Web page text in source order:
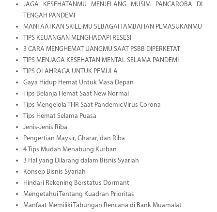
JAGA KESEHATANMU MENJELANG MUSIM PANCAROBA DI
TENGAH PANDEMI
MANFAATKAN SKILL-MU SEBAGAI TAMBAHAN PEMASUKANMU
TIPS KEUANGAN MENGHADAPI RESESI
3 CARA MENGHEMAT UANGMU SAAT PSBB DIPERKETAT
TIPS MENJAGA KESEHATAN MENTAL SELAMA PANDEMI
TIPS OLAHRAGA UNTUK PEMULA
Gaya Hidup Hemat Untuk Masa Depan
Tips Belanja Hemat Saat New Normal
Tips Mengelola THR Saat Pandemic Virus Corona
Tips Hemat Selama Puasa
Jenis-Jenis Riba
Pengertian Maysir, Gharar, dan Riba
4 Tips Mudah Menabung Kurban
3 Hal yang Dilarang dalam Bisnis Syariah
Konsep Bisnis Syariah
Hindari Rekening Berstatus Dormant
Mengetahui Tentang Kuadran Prioritas
Manfaat Memiliki Tabungan Rencana di Bank Muamalat